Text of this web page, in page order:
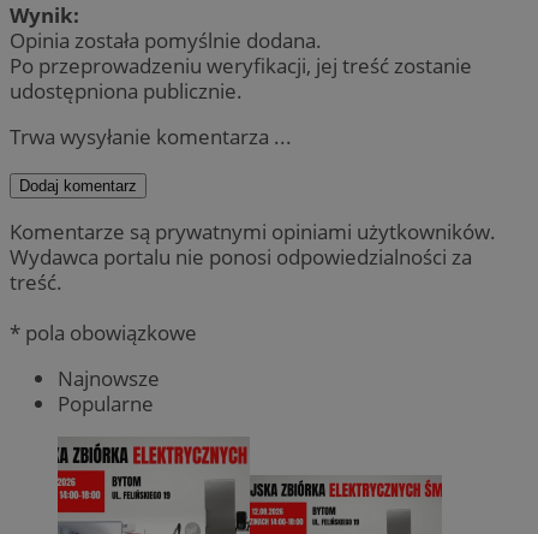
Wynik:
Opinia została pomyślnie dodana.
Po przeprowadzeniu weryfikacji, jej treść zostanie
udostępniona publicznie.
Trwa wysyłanie komentarza ...
Dodaj komentarz
Komentarze są prywatnymi opiniami użytkowników.
Wydawca portalu nie ponosi odpowiedzialności za
treść.
* pola obowiązkowe
Najnowsze
Popularne